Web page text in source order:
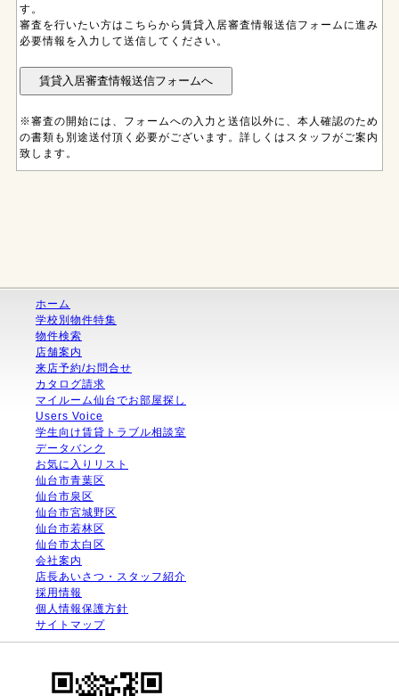
す。
審査を行いたい方はこちらから賃貸入居審査情報送信フォームに進み
必要情報を入力して送信してください。
※審査の開始には、フォームへの入力と送信以外に、本人確認のため
の書類も別途送付頂く必要がございます。詳しくはスタッフがご案内
致します。
ホーム
学校別物件特集
物件検索
店舗案内
来店予約/お問合せ
カタログ請求
マイルーム仙台でお部屋探し
Users Voice
学生向け賃貸トラブル相談室
データバンク
お気に入りリスト
仙台市青葉区
仙台市泉区
仙台市宮城野区
仙台市若林区
仙台市太白区
会社案内
店長あいさつ・スタッフ紹介
採用情報
個人情報保護方針
サイトマップ